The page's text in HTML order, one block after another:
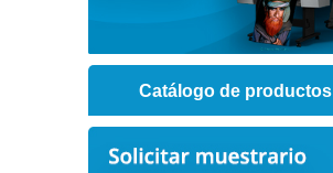
Catálogo de productos